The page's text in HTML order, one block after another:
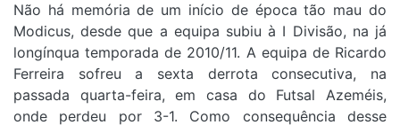
Não há memória de um início de época tão mau do
Modicus, desde que a equipa subiu à I Divisão, na já
longínqua temporada de 2010/11. A equipa de Ricardo
Ferreira sofreu a sexta derrota consecutiva, na
passada quarta-feira, em casa do Futsal Azeméis,
onde perdeu por 3-1. Como consequência desse